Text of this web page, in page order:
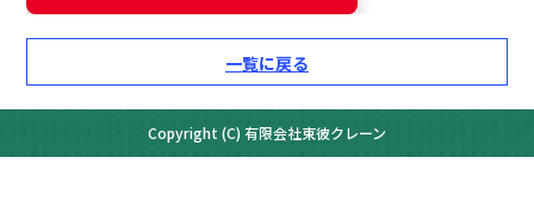
一覧に戻る
Copyright (C) 有限会社東彼クレーン